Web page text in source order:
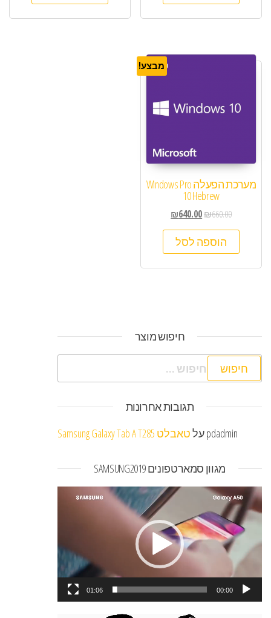
מבצע!
מערכת הפעלה Windows Pro
10 Hebrew
₪660.00
₪640.00
הוספה לסל
חיפוש מוצר
חיפוש:
תגובות אחרונות
pdadminעלטאבלט Samsung Galaxy Tab A T285
מגוון סמארטפונים SAMSUNG2019
נגן
וידאו
00:00
01:06